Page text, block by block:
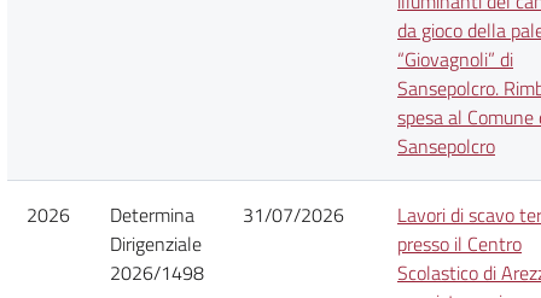
da gioco della
“Giovagnoli” di
Sansepolcro.
spesa al Comune
Sansepolcro
2026
Determina
Dirigenziale
2026/1498
31/07/2026
Lavori di scavo
presso il Centro
Scolastico di